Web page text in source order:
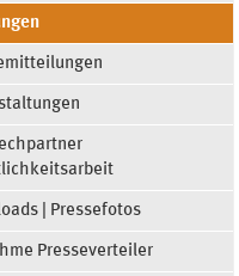
| Pressefotos
Presseverteiler